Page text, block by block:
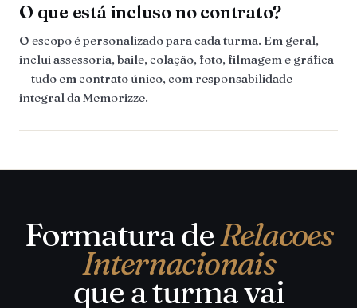
O que está incluso no contrato?
O escopo é personalizado para cada turma. Em geral,
inclui assessoria, baile, colação, foto, filmagem e gráfica
— tudo em contrato único, com responsabilidade
integral da Memorizze.
Formatura deRelacoes
Internacionais
que a turma vai